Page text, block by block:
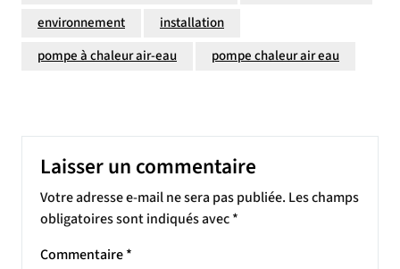
environnement
installation
pompe à chaleur air-eau
pompe chaleur air eau
Laisser un commentaire
Votre adresse e-mail ne sera pas publiée. Les champs
obligatoires sont indiqués avec*
Commentaire*